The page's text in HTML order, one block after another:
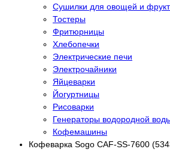
Сушилки для овощей и
Тостеры
Фритюрницы
Хлебопечки
Электрические печи
Электрочайники
Яйцеварки
Йогуртницы
Рисоварки
Генераторы водородной
Кофемашины
Кофеварка Sogo CAF-SS-7600